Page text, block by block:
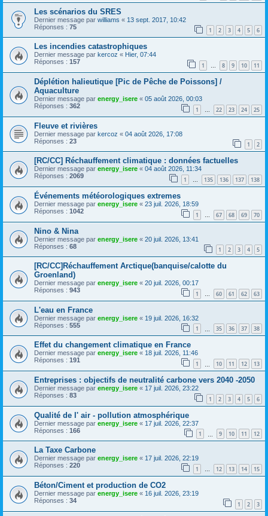
Les scénarios du SRES
Dernier message par williams « 13 sept. 2017, 10:42
Réponses : 75 1 2 3 4 5 6
Les incendies catastrophiques
Dernier message par kercoz « Hier, 07:44
Réponses : 157 1 … 8 9 10 11
Déplétion halieutique [Pic de Pêche de Poissons] /
Aquaculture
Dernier message par energy_isere « 05 août 2026, 00:03
Réponses : 362 1 … 22 23 24 25
Fleuve et rivières
Dernier message par kercoz « 04 août 2026, 17:08
Réponses : 23 1 2
[RC/CC] Réchauffement climatique : données factuelles
Dernier message par energy_isere « 04 août 2026, 11:34
Réponses : 2069 1 … 135 136 137 138
Événements météorologiques extremes
Dernier message par energy_isere « 23 juil. 2026, 18:59
Réponses : 1042 1 … 67 68 69 70
Nino & Nina
Dernier message par energy_isere « 20 juil. 2026, 13:41
Réponses : 68 1 2 3 4 5
[RC/CC]Réchauffement Arctique(banquise/calotte du
Groenland)
Dernier message par energy_isere « 20 juil. 2026, 00:17
Réponses : 943 1 … 60 61 62 63
L'eau en France
Dernier message par energy_isere « 19 juil. 2026, 16:32
Réponses : 555 1 35 36 37 38
Effet du changement climatique en France
Dernier message par energy_isere « 18 juil. 2026, 11:46
Réponses : 191 1 10 11 12 13
Entreprises : objectifs de neutralité carbone vers 2040 -2050
Dernier message par energy_isere « 17 juil. 2026, 23:22
Réponses : 83 1 2 3 4 5 6
Qualité de l' air - pollution atmosphérique
Dernier message par energy_isere « 17 juil. 2026, 22:37
Réponses : 166 1 9 10 11 12
La Taxe Carbone
Dernier message par energy_isere « 17 juil. 2026, 22:19
Réponses : 220 1 … 12 13 14 15
Béton/Ciment et production de CO2
Dernier message par energy_isere « 16 juil. 2026, 23:19
Réponses : 34 1 2 3